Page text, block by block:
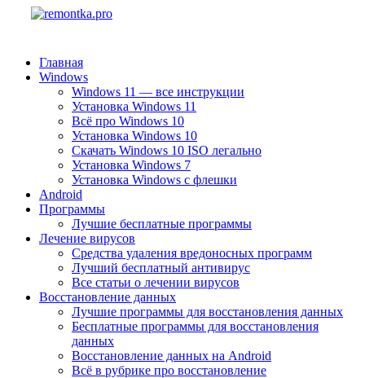
Главная
Windows
Windows 11 — все инструкции
Установка Windows 11
Всё про Windows 10
Установка Windows 10
Скачать Windows 10 ISO легально
Установка Windows 7
Установка Windows с флешки
Android
Программы
Лучшие бесплатные программы
Лечение вирусов
Средства удаления вредоносных программ
Лучший бесплатный антивирус
Все статьи о лечении вирусов
Восстановление данных
Лучшие программы для восстановления данных
Бесплатные программы для восстановления
данных
Восстановление данных на Android
Всё в рубрике про восстановление